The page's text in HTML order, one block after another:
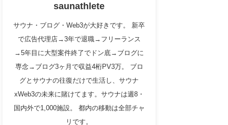
saunathlete
サウナ・ブログ・Web3が大好きです。 新卒
で広告代理店→3年で退職→フリーランス
→5年目に大型案件終了でドン底→ブログに
専念→ブログ3ヶ月で収益4桁PV3万。 ブロ
グとサウナの往復だけで生活し、サウナ
xWeb3の未来に賭けてます。サウナは週8・
国内外で1,000施設。 都内の移動は全部チャ
リです。